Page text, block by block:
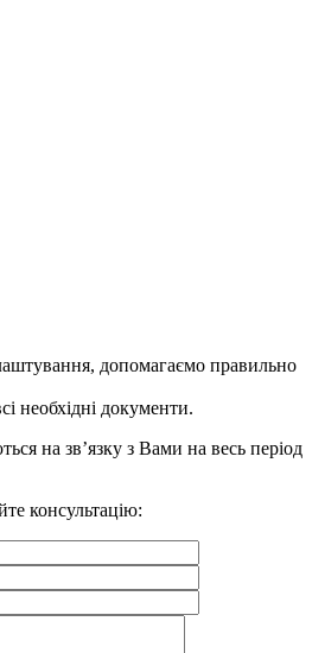
допомагаємо правильно
необхідні документи.
на зв’язку з Вами на весь період
консультацію: